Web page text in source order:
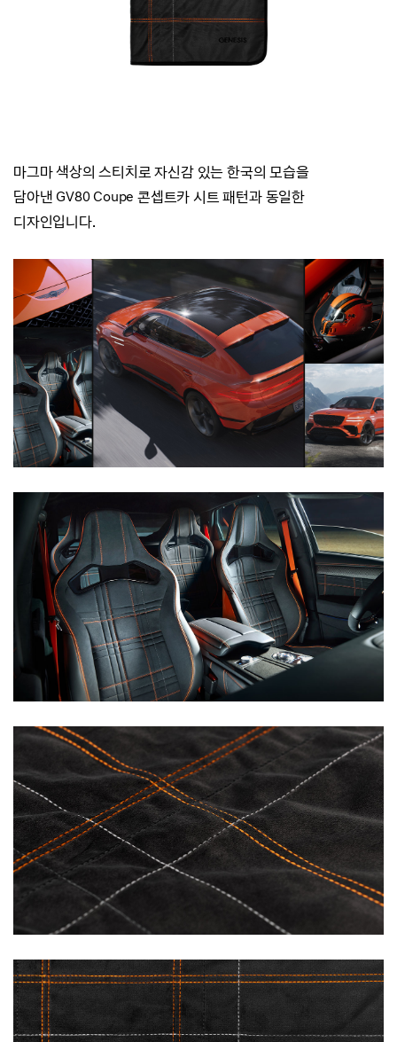
마그마 색상의 스티치로 자신감 있는 한국의 모습을
담아낸GV80 Coupe 콘셉트카 시트 패턴과 동일한
디자인입니다.